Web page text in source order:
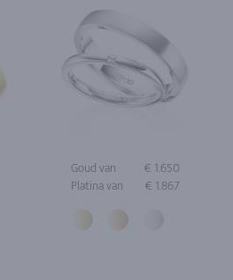
Goud van
€ 1.650
Platina van
€ 1.867